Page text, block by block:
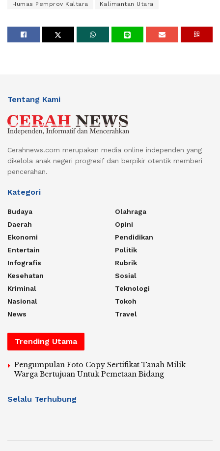
Humas Pemprov Kaltara Kalimantan Utara
Tentang Kami
Cerahnews.com merupakan media online independen yang
dikelola anak negeri progresif dan berpikir otentik memberi
pencerahan.
Kategori
Budaya
Daerah
Ekonomi
Entertain
Infografis
Kesehatan
Kriminal
Nasional
News
Olahraga
Opini
Pendidikan
Politik
Rubrik
Sosial
Teknologi
Tokoh
Travel
Trending Utama
Pengumpulan Foto Copy Sertifikat Tanah Milik
Warga Bertujuan Untuk Pemetaan Bidang
Selalu Terhubung